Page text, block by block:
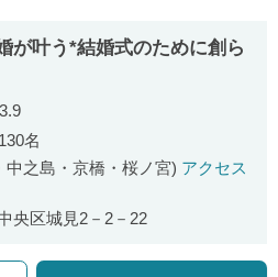
が叶う*結婚式のために創ら
口コミ評価
3.9
名
中之島・京橋・桜ノ宮) アクセス
央区城見2－2－22